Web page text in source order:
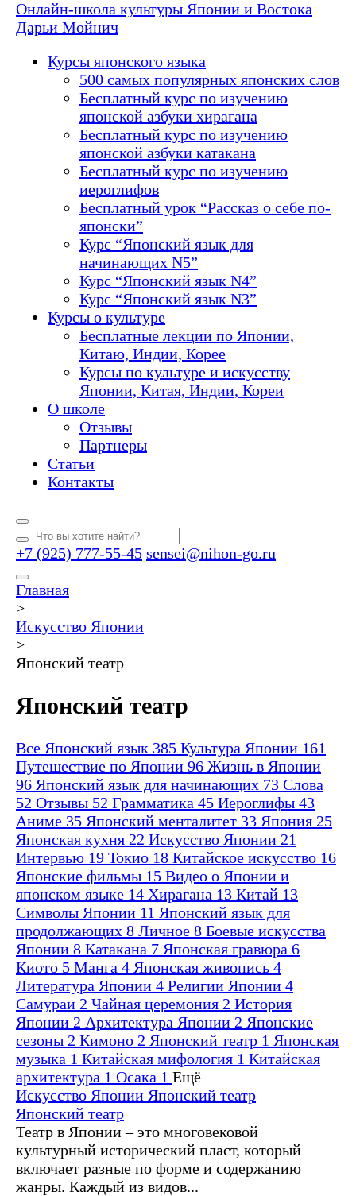
Онлайн-школа культуры Японии и Востока
Дарьи Мойнич
Курсы японского языка
500 самых популярных японских слов
Бесплатный курс по изучению
японской азбуки хирагана
Бесплатный курс по изучению
японской азбуки катакана
Бесплатный курс по изучению
иероглифов
Бесплатный урок “Рассказ о себе по-
японски”
Курс “Японский язык для
начинающих N5”
Курс “Японский язык N4”
Курс “Японский язык N3”
Курсы о культуре
Бесплатные лекции по Японии,
Китаю, Индии, Корее
Курсы по культуре и искусству
Японии, Китая, Индии, Кореи
О школе
Отзывы
Партнеры
Статьи
Контакты
+7 (925) 777-55-45 sensei@nihon-go.ru
Главная
>
Искусство Японии
>
Японский театр
Японский театр
Все Японский язык 385 Культура Японии 161
Путешествие по Японии 96 Жизнь в Японии
96 Японский язык для начинающих 73 Слова
52 Отзывы 52 Грамматика 45 Иероглифы 43
Аниме 35 Японский менталитет 33 Япония 25
Японская кухня 22 Искусство Японии 21
Интервью 19 Токио 18 Китайское искусство 16
Японские фильмы 15 Видео о Японии и
японском языке 14 Хирагана 13 Китай 13
Символы Японии 11 Японский язык для
продолжающих 8 Личное 8 Боевые искусства
Японии 8 Катакана 7 Японская гравюра 6
Киото 5 Манга 4 Японская живопись 4
Литература Японии 4 Религии Японии 4
Самураи 2 Чайная церемония 2 История
Японии 2 Архитектура Японии 2 Японские
сезоны 2 Кимоно 2 Японский театр 1 Японская
музыка 1 Китайская мифология 1 Китайская
архитектура 1 Осака 1 Ещё
Искусство Японии Японский театр
Японский театр
Театр в Японии – это многовековой
культурный исторический пласт, который
включает разные по форме и содержанию
жанры. Каждый из видов...